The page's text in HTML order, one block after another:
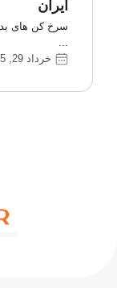
ایران
سرخ کن های
خرداد 29, 1405